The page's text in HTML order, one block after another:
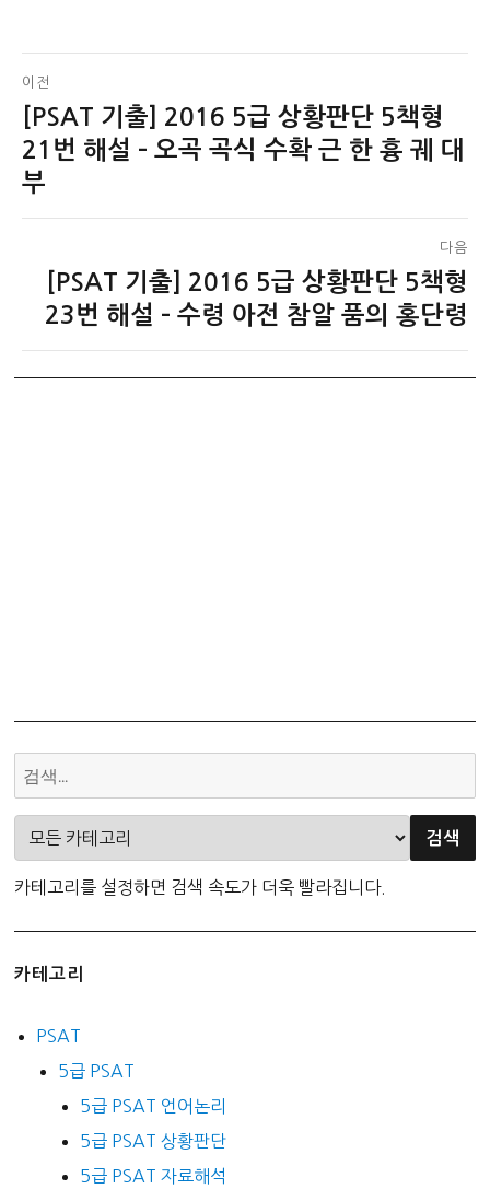
글
탐
색
이전
이
전
글:
[PSAT 기출] 2016 5급 상황판단 5책형
21번 해설 – 오곡 곡식 수확 근 한 흉 궤 대
부
다음
[PSAT 기출] 2016 5급 상황판단 5책형
23번 해설 – 수령 아전 참알 품의 홍단령
카테고리를 설정하면 검색 속도가 더욱 빨라집니다.
카테고리
PSAT
5급 PSAT
5급 PSAT 언어논리
5급 PSAT 상황판단
5급 PSAT 자료해석